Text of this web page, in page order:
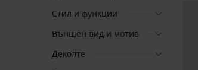
Стил и функции
Външен вид и мотив
Деколте